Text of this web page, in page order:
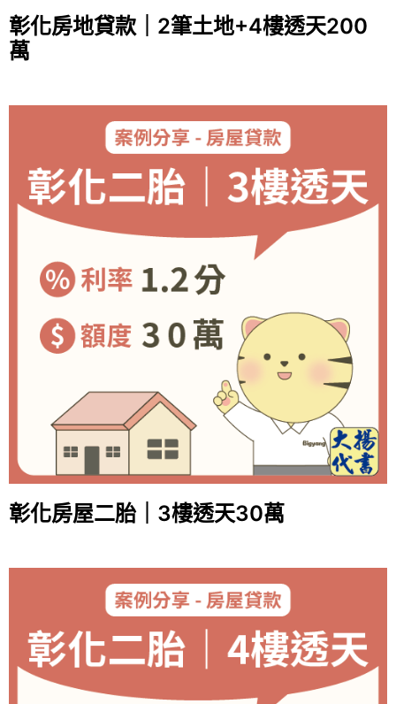
彰化房地貸款｜2筆土地+4樓透天200
萬
彰化房屋二胎｜3樓透天30萬